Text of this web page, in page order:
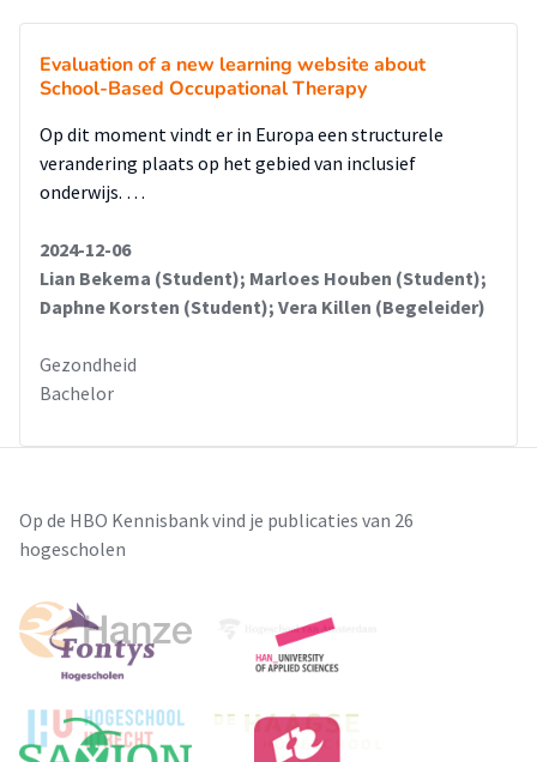
Evaluation of a new learning website about
School-Based Occupational Therapy
Op dit moment vindt er in Europa een structurele
verandering plaats op het gebied van inclusief
onderwijs. …
2024-12-06
Lian Bekema (Student); Marloes Houben (Student);
Daphne Korsten (Student); Vera Killen (Begeleider)
Gezondheid
Bachelor
Op de HBO Kennisbank vind je publicaties van 26
hogescholen